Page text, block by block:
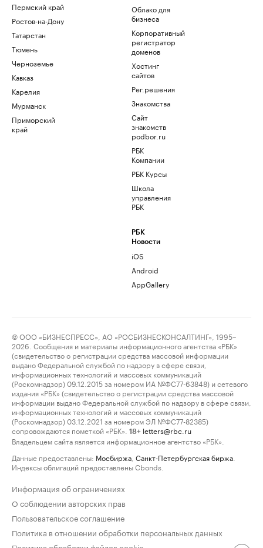
Пермский край
Ростов-на-Дону
Татарстан
Тюмень
Черноземье
Кавказ
Карелия
Мурманск
Приморский
край
Облако для
бизнеса
Корпоративный
регистратор
доменов
Хостинг
сайтов
Рег.решения
Знакомства
Сайт
знакомств
podbor.ru
РБК
Компании
РБК Курсы
Школа
управления
РБК
РБК
Новости
iOS
Android
AppGallery
© ООО «БИЗНЕСПРЕСС», АО «РОСБИЗНЕСКОНСАЛТИНГ», 1995–
2026. Сообщения и материалы информационного агентства «РБК»
(свидетельство о регистрации средства массовой информации
выдано Федеральной службой по надзору в сфере связи,
информационных технологий и массовых коммуникаций
(Роскомнадзор) 09.12.2015 за номером ИА №ФС77-63848) и сетевого
издания «РБК» (свидетельство о регистрации средства массовой
информации выдано Федеральной службой по надзору в сфере связи,
информационных технологий и массовых коммуникаций
(Роскомнадзор) 03.12.2021 за номером ЭЛ №ФС77-82385)
сопровождаются пометкой «РБК».
18+ letters@rbc.ru
Владельцем сайта является информационное агентство «РБК».
Данные предоставлены: Мосбиржа Санкт-Петербургская биржа
Индексы облигаций предоставлены Cbonds.
Информация об ограничениях
О соблюдении авторских прав
Пользовательское соглашение
Политика в отношении обработки персональных данных